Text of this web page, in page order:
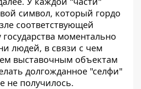
символ, который гордо
соответствующей
государства моментально
людей, в связи с чем
выставочным объектам
долгожданное "селфи"
не получилось.